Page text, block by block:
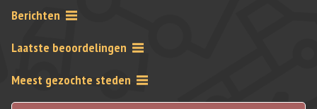
Berichten
Laatste beoordelingen
Meest gezochte steden